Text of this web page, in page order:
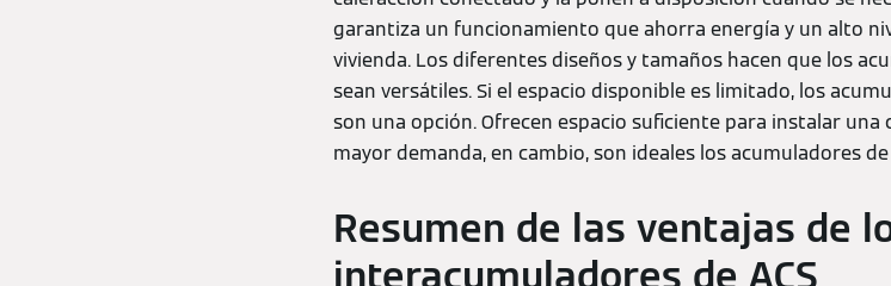
garantiza un funcionamiento que ahorra energía y un alto
vivienda. Los diferentes diseños y tamaños hacen que los
sean versátiles. Si el espacio disponible es limitado, los
son una opción. Ofrecen espacio suficiente para instalar una
mayor demanda, en cambio, son ideales los acumuladores de
Resumen de las ventajas de
interacumuladores de ACS